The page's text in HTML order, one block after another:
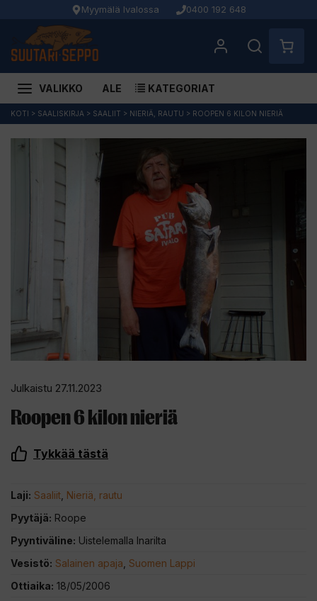
Myymälä Ivalossa 0400 192 648
VALIKKO ALE KATEGORIAT
Siirry
KOTI > SAALISKIRJA > SAALIIT > NIERIÄ, RAUTU > ROOPEN 6 KILON NIERIÄ
Julkaistu 27.11.2023
Roopen 6 kilon nieriä
Tykkää tästä
Laji: Saaliit Nieriä, rautu
Pyytäjä: Roope
Pyyntiväline: Uistelemalla Inarilta
Vesistö: Salainen apaja Suomen Lappi
Ottiaika: 18/05/2006